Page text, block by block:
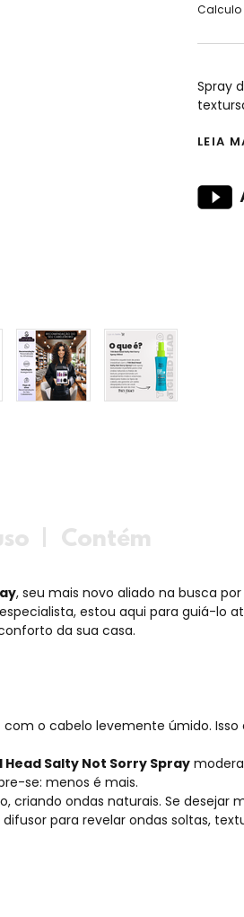
Calculo
Spray
LEIA
Contém
, seu mais novo aliado na busca
estou aqui para guiá-
da sua casa.
o cabelo levemente úmido.
Head Salty Not Sorry Spray
se: menos é mais.
criando ondas naturais. Se
para revelar ondas soltas,